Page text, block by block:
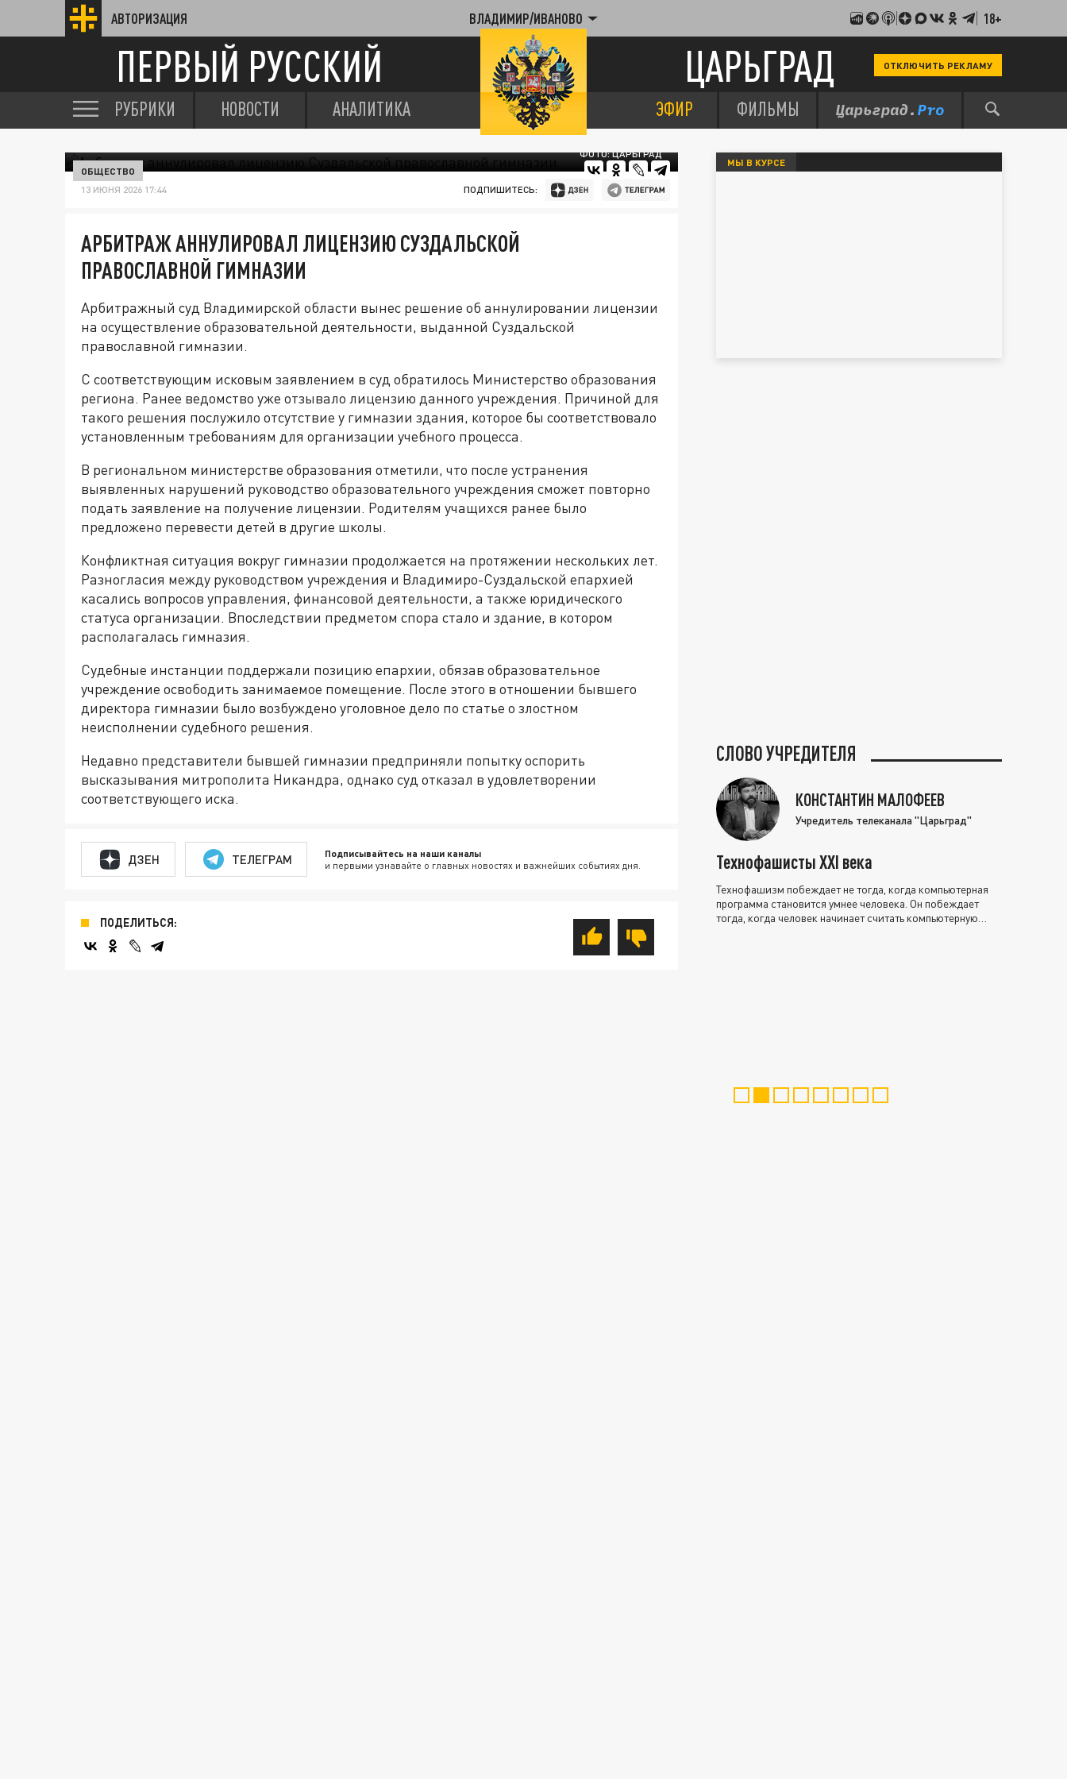
АВТОРИЗАЦИЯ ВЛАДИМИР/ИВАНОВО 18+
ПЕРВЫЙ РУССКИЙ ЦАРЬГРАД ОТКЛЮЧИТЬ РЕКЛАМУ
РУБРИКИ НОВОСТИ АНАЛИТИКА ЭФИР ФИЛЬМЫ
ФОТО: ЦАРЬГРАД
ОБЩЕСТВО
13 ИЮНЯ 2026 17:44 ПОДПИШИТЕСЬ:
АРБИТРАЖ АННУЛИРОВАЛ ЛИЦЕНЗИЮ СУЗДАЛЬСКОЙ
ПРАВОСЛАВНОЙ ГИМНАЗИИ
Арбитражный суд Владимирской области вынес решение об аннулировании лицензии
на осуществление образовательной деятельности, выданной Суздальской
православной гимназии.
С соответствующим исковым заявлением в суд обратилось Министерство образования
региона. Ранее ведомство уже отзывало лицензию данного учреждения. Причиной для
такого решения послужило отсутствие у гимназии здания, которое бы соответствовало
установленным требованиям для организации учебного процесса.
В региональном министерстве образования отметили, что после устранения
выявленных нарушений руководство образовательного учреждения сможет повторно
подать заявление на получение лицензии. Родителям учащихся ранее было
предложено перевести детей в другие школы.
Конфликтная ситуация вокруг гимназии продолжается на протяжении нескольких лет.
Разногласия между руководством учреждения и Владимиро-Суздальской епархией
касались вопросов управления, финансовой деятельности, а также юридического
статуса организации. Впоследствии предметом спора стало и здание, в котором
располагалась гимназия.
Судебные инстанции поддержали позицию епархии, обязав образовательное
учреждение освободить занимаемое помещение. После этого в отношении бывшего
директора гимназии было возбуждено уголовное дело по статье о злостном
неисполнении судебного решения.
Недавно представители бывшей гимназии предприняли попытку оспорить
высказывания митрополита Никандра, однако суд отказал в удовлетворении
соответствующего иска.
ДЗЕН ТЕЛЕГРАМ Подписывайтесь на наши каналы
и первыми узнавайте о главных новостях и важнейших событиях дня.
ПОДЕЛИТЬСЯ:
МЫ В КУРСЕ
СЛОВО УЧРЕДИТЕЛЯ
КОНСТАНТИН МАЛОФЕЕВ
Учредитель телеканала "Царьград"
Технофашисты XXI века
Технофашизм побеждает не тогда, когда компьютерная
программа становится умнее человека. Он побеждает
тогда, когда человек начинает считать компьютерную